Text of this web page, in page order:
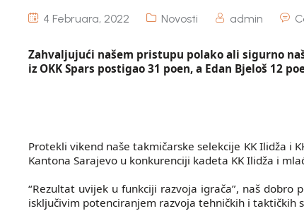
4 Februara, 2022 Novosti admin
Zahvaljujući našem pristupu polako ali sigurno
iz OKK Spars postigao 31 poen, a Edan Bjeloš 12
Protekli vikend naše takmičarske selekcije KK Ilidža i
Kantona Sarajevo u konkurenciji kadeta KK Ilidža i
“Rezultat uvijek u funkciji razvoja igrača”, naš
isključivim potenciranjem razvoja tehničkih i taktičkih